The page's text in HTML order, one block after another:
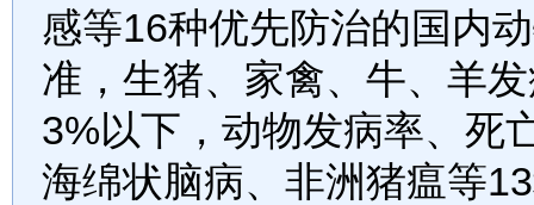
感等16种优先防治的国内
准，生猪、家禽、牛、羊
3%以下，动物发病率、死
海绵状脑病、非洲猪瘟等13